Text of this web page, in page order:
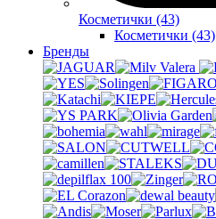
Косметички (43)
Косметички (43)
Бренды
Valera